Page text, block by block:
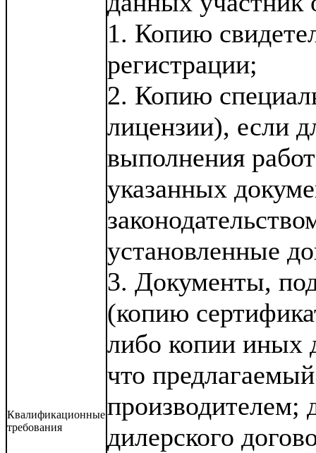
Квалификационные
требования
1. Копию
регистрации;
2. Копию
лицензии), если
выполнения
указанных
установленные
3. Документы,
(копию
либо копии иных
что
производителем;
дилерского